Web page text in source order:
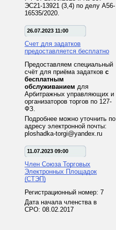
ЭС21-13921 (3,4) по делу А56-
16535/2020.
26.07.2023 11:00
Счет для задатков
предоставляется бесплатно
Предоставляем специальный
счёт для приёма задатков с
бесплатным
обслуживанием для
Арбитражных управляющих и
организаторов торгов по 127-
ФЗ.
Подробнее можно уточнить по
адресу электронной почты:
ploshadka-torgi@yandex.ru
11.07.2023 09:00
Член Союза Торговых
Электронных Площадок
(СТЭП)
Регистрационный номер: 7
Дата начала членства в
СРО: 08.02.2017